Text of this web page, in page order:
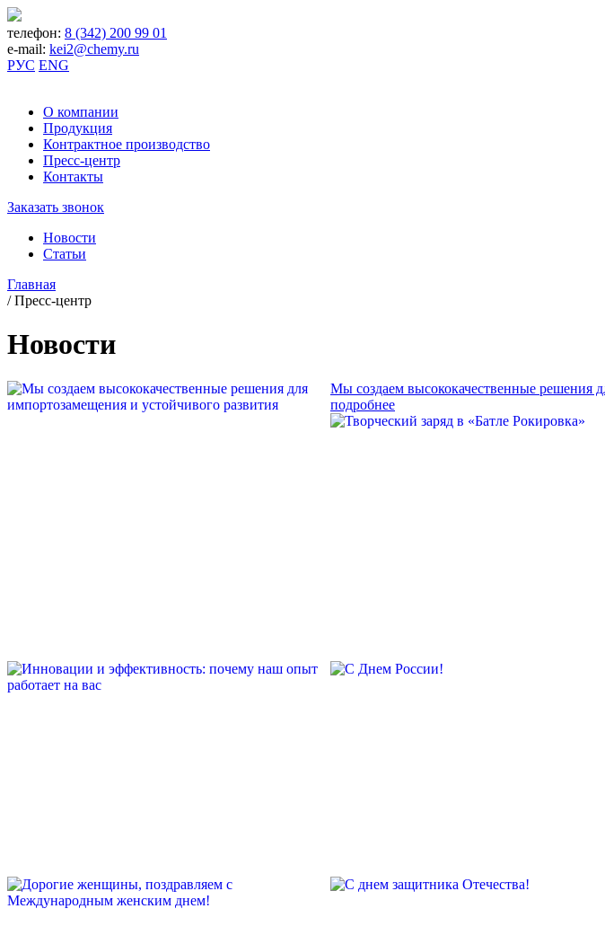
телефон: 8 (342) 200 99 01
e-mail: kei2@chemy.ru
РУС ENG
О компании
Продукция
Контрактное производство
Пресс-центр
Контакты
Заказать звонок
Новости
Статьи
Главная
/ Пресс-центр
Новости
Мы создаем высококачественные решения
подробнее